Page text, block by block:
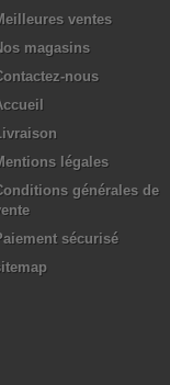
ventes
magasins
nous
légales
générales de
sécurisé